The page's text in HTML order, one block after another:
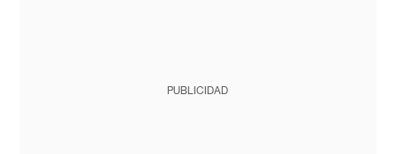
PUBLICIDAD